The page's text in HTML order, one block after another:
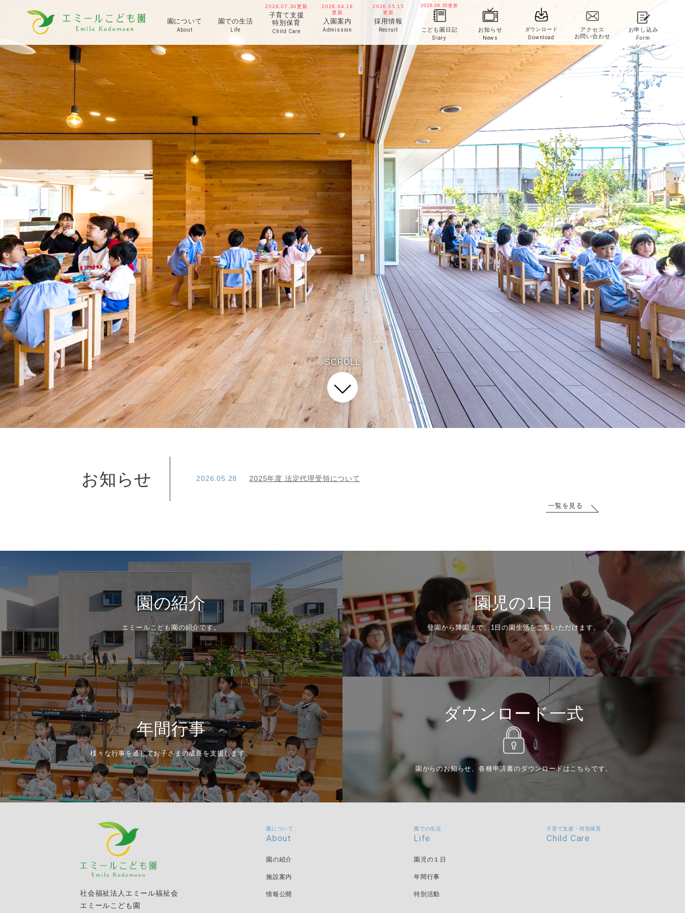
園について
About
園での生活
Life
2026.07.30更新
子育て支援
特別保育
Child Care
2026.04.16
更新
入園案内
Admission
2026.05.15
更新
採用情報
Recruit
2026.08.05更新
こども園日記
Diary
お知らせ
News
ダウンロード
Download
アクセス
お問い合わせ
お申し込み
Form
SCROLL
お知らせ 2026.05.28 2025年度 法定代理受領について
一覧を見る
園の紹介
エミールこども園の紹介です。
園児の1日
登園から降園まで、1日の園生活をご覧いただけます。
年間行事
様々な行事を通してお子さまの成長を支援します。
ダウンロード一式
園からのお知らせ、各種申請書のダウンロードはこちらです。
園について
About
園の紹介
施設案内
情報公開
園での生活
Life
園児の１日
年間行事
特別活動
子育て支援・特別保育
Child Care
社会福祉法人エミール福祉会
エミールこども園